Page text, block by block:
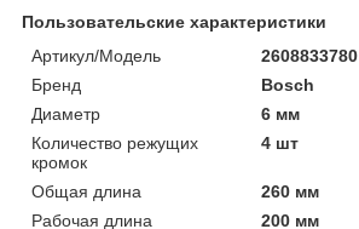
Пользовательские характеристики
Артикул/Модель
2608833780
Бренд
Bosch
Диаметр
6 мм
Количество режущих
кромок
4 шт
Общая длина
260 мм
Рабочая длина
200 мм